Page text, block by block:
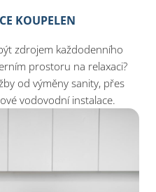
KOUPELEN
zdrojem každodenního
prostoru na relaxaci?
od výměny sanity, přes
vodovodní instalace.